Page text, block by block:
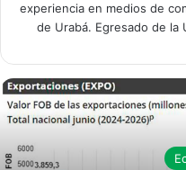
experiencia en medios de
de Urabá. Egresado de la